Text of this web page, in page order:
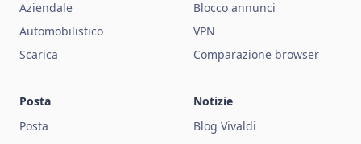
Aziendale
Automobilistico
Scarica
Blocco annunci
VPN
Comparazione browser
Posta
Posta
Notizie
Blog Vivaldi